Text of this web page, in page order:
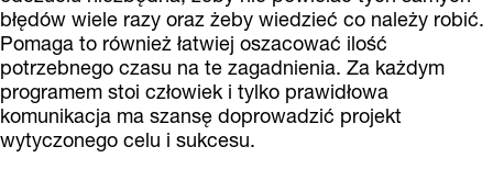
błędów wiele razy oraz żeby wiedzieć co należy robić.
Pomaga to również łatwiej oszacować ilość
potrzebnego czasu na te zagadnienia. Za każdym
programem stoi człowiek i tylko prawidłowa
komunikacja ma szansę doprowadzić projekt
wytyczonego celu i sukcesu.